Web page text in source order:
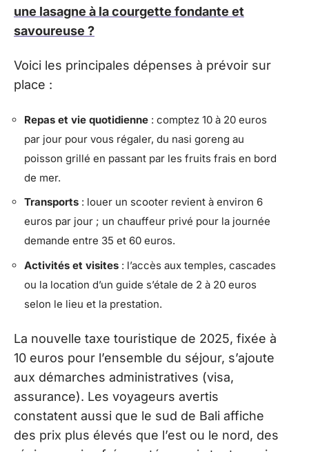
une lasagne à la courgette fondante et
savoureuse ?
Voici les principales dépenses à prévoir sur
place :
Repas et vie quotidienne : comptez 10 à 20 euros
par jour pour vous régaler, du nasi goreng au
poisson grillé en passant par les fruits frais en bord
de mer.
Transports : louer un scooter revient à environ 6
euros par jour ; un chauffeur privé pour la journée
demande entre 35 et 60 euros.
Activités et visites : l’accès aux temples, cascades
ou la location d’un guide s’étale de 2 à 20 euros
selon le lieu et la prestation.
La nouvelle taxe touristique de 2025, fixée à
10 euros pour l’ensemble du séjour, s’ajoute
aux démarches administratives (visa,
assurance). Les voyageurs avertis
constatent aussi que le sud de Bali affiche
des prix plus élevés que l’est ou le nord, des